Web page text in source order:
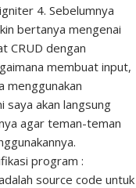
4. Sebelumnya
bertanya mengenai
CRUD dengan
membuat input,
menggunakan
saya akan langsung
agar teman-teman
program :
source code untuk